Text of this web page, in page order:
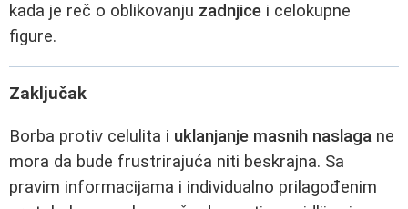
kada je reč o oblikovanju zadnjice i celokupne
figure.
Zaključak
Borba protiv celulita i uklanjanje masnih naslaga ne
mora da bude frustrirajuća niti beskrajna. Sa
pravim informacijama i individualno prilagođenim